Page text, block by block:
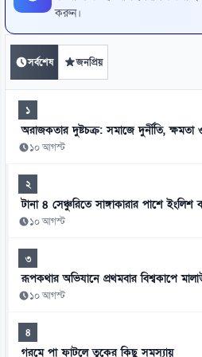
করুন।
সর্বশেষ জনপ্রিয়
১
অরাজকতার দুষ্টচক্র: সমাজে দুর্নীতি, ক্ষমতা
১০ আগস্ট
২
টানা ৪ সেঞ্চুরিতে সাঙ্গাকারার পাশে ইংলিশ
১০ আগস্ট
৩
রূপকথার অভিযানে প্রথমবার বিশ্বকাপে
১০ আগস্ট
৪
গরমে পা ফাটলে ত্বকের কিছু সমস্যায়